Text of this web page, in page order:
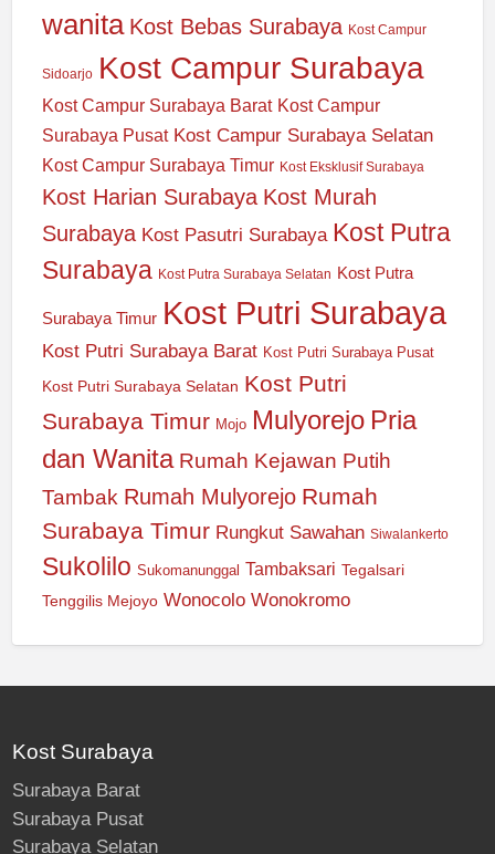
wanita Kost Bebas Surabaya Kost Campur
Sidoarjo Kost Campur Surabaya
Kost Campur Surabaya Barat Kost Campur
Surabaya Pusat Kost Campur Surabaya Selatan
Kost Campur Surabaya Timur Kost Eksklusif Surabaya
Kost Harian Surabaya Kost Murah
Surabaya Kost Pasutri Surabaya Kost Putra
Surabaya Kost Putra Surabaya Selatan Kost Putra
Surabaya Timur Kost Putri Surabaya
Kost Putri Surabaya Barat Kost Putri Surabaya Pusat
Kost Putri Surabaya Selatan Kost Putri
Surabaya Timur Mojo Mulyorejo Pria
dan Wanita Rumah Kejawan Putih
Tambak Rumah Mulyorejo Rumah
Surabaya Timur Rungkut Sawahan Siwalankerto
Sukolilo Sukomanunggal Tambaksari Tegalsari
Tenggilis Mejoyo Wonocolo Wonokromo
Kost Surabaya
Surabaya Barat
Surabaya Pusat
Surabaya Selatan